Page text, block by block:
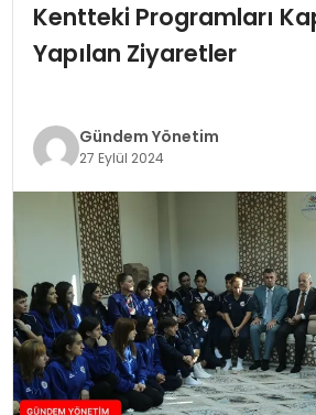
DÜNYA
EKONOMI
SPOR
TEKNOLOJI
SAĞLIK
YAŞAM
Kentteki Programları
Yapılan Ziyaretler
Gündem Yönetim
27 Eylül 2024